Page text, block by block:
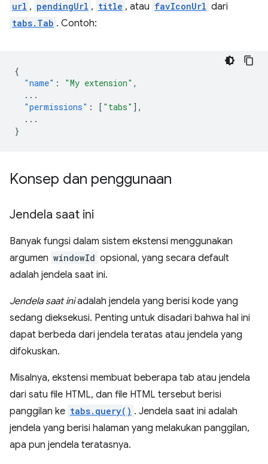
url , pendingUrl , title , atau favIconUrl dari
tabs.Tab . Contoh:
{
"name" : "My extension" ,
...
"permissions" : [ "tabs" ],
...
}
Konsep dan penggunaan
Jendela saat ini
Banyak fungsi dalam sistem ekstensi menggunakan
argumen windowId opsional, yang secara default
adalah jendela saat ini.
Jendela saat iniadalah jendela yang berisi kode yang
sedang dieksekusi. Penting untuk disadari bahwa hal ini
dapat berbeda dari jendela teratas atau jendela yang
difokuskan.
Misalnya, ekstensi membuat beberapa tab atau jendela
dari satu file HTML, dan file HTML tersebut berisi
panggilan ke tabs.query() . Jendela saat ini adalah
jendela yang berisi halaman yang melakukan panggilan,
apa pun jendela teratasnya.